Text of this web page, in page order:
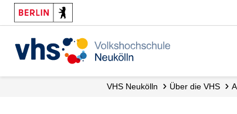
VHS Neukölln Über die VHS